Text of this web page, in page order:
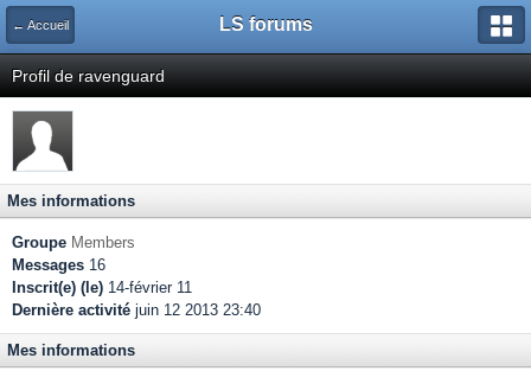
← Accueil LS forums
Profil de ravenguard
Mes informations
Groupe Members
Messages 16
Inscrit(e) (le) 14-février 11
Dernière activité juin 12 2013 23:40
Mes informations